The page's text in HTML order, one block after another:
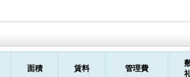
面積 賃料 管理費